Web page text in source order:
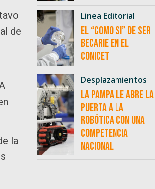
de
la
Linea Editorial
El “como si” de ser
becarie en el
CONICET
Desplazamientos
La Pampa le abre la
puerta a la
robótica con una
competencia
nacional